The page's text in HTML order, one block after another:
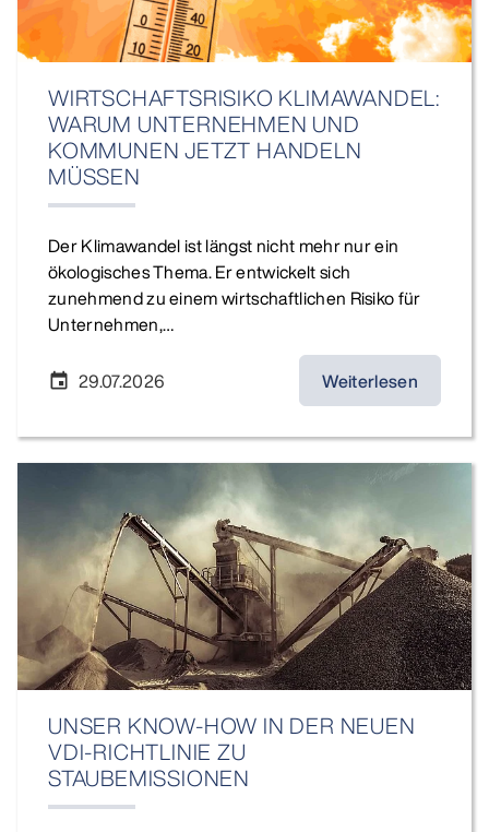
WIRTSCHAFTSRISIKO KLIMAWANDEL:
WARUM UNTERNEHMEN UND
KOMMUNEN JETZT HANDELN
MÜSSEN
Der Klimawandel ist längst nicht mehr nur ein
ökologisches Thema. Er entwickelt sich
zunehmend zu einem wirtschaftlichen Risiko für
Unternehmen,…
event 29.07.2026 Weiterlesen
UNSER KNOW-HOW IN DER NEUEN
VDI-RICHTLINIE ZU
STAUBEMISSIONEN